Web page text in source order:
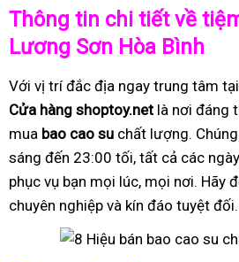
Thông tin chi tiết về
Lương Sơn Hòa Bình
Với vị trí đắc địa ngay trung tâm
Cửa hàng shoptoy.net là nơi đáng
mua bao cao su chất lượng.
sáng đến 23:00 tối, tất cả các
phục vụ bạn mọi lúc, mọi nơi. Hãy
chuyên nghiệp và kín đáo tuyệt đối.